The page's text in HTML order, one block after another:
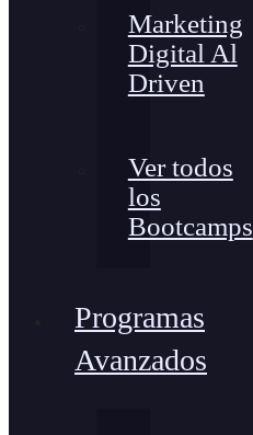
Marketing
Digital Al
Driven
Ver todos
los
Bootcamps
Programas
Avanzados